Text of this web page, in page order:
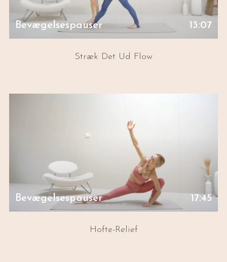
Bevægelsespauser 13:07
Stræk Det Ud Flow
Bevægelsespauser 17:45
Hofte-Relief